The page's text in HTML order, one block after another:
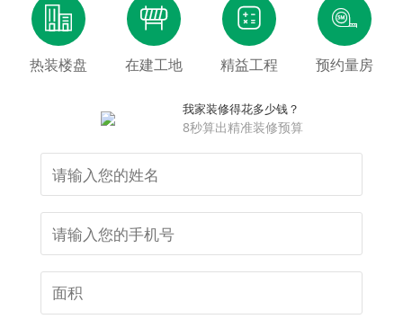

热装楼盘

在建工地

精益工程

预约量房
我家装修得花多少钱？
8秒算出精准装修预算